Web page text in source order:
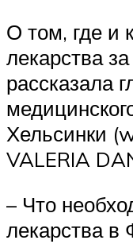
О том, где и
лекарства
рассказала
Хельсинки
VALERIA
– Что
лекарства в